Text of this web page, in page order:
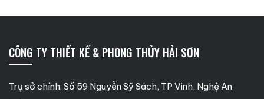
CÔNG TY THIẾT KẾ & PHONG THỦY HẢI SƠN
Trụ sở chính: Số 59 Nguyễn Sỹ Sách, TP Vinh, Nghệ An